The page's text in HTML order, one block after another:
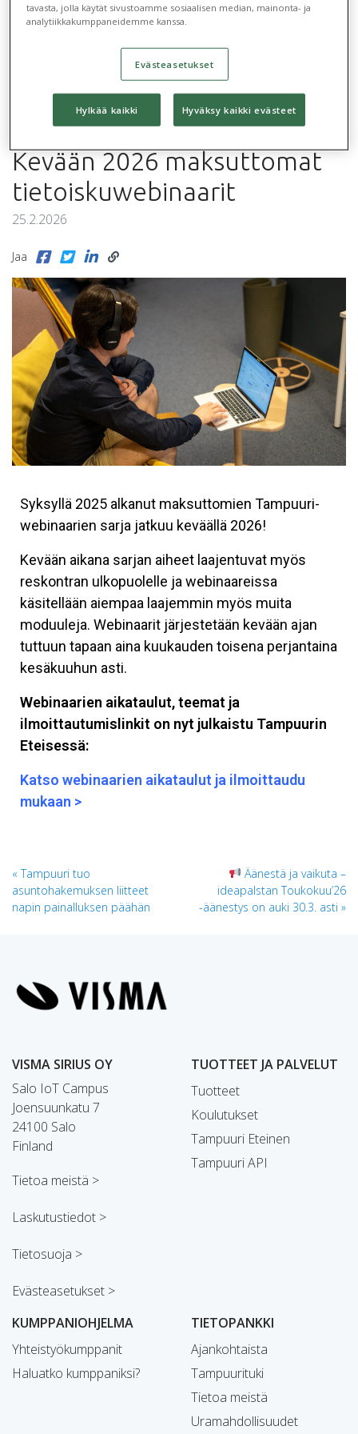
« Takaisin: Ajankohtaista
Kevään 2026 maksuttomat
tietoiskuwebinaarit
25.2.2026
Jaa
Syksyllä 2025 alkanut maksuttomien Tampuuri-
webinaarien sarja jatkuu keväällä 2026!
Kevään aikana sarjan aiheet laajentuvat myös
reskontran ulkopuolelle ja webinaareissa
käsitellään aiempaa laajemmin myös muita
moduuleja. Webinaarit järjestetään kevään ajan
tuttuun tapaan aina kuukauden toisena perjantaina
kesäkuuhun asti.
Webinaarien aikataulut, teemat ja
ilmoittautumislinkit on nyt julkaistu Tampuurin
Eteisessä:
Katso webinaarien aikataulut ja ilmoittaudu
mukaan >
Tampuuri tuo
asuntohakemuksen liitteet
napin painalluksen päähän
Äänestä ja vaikuta –
ideapalstan Toukokuu’26
-äänestys on auki 30.3. asti
VISMA SIRIUS OY
Salo IoT Campus
Joensuunkatu 7
24100 Salo
Finland
Tietoa meistä >
Laskutustiedot >
Tietosuoja >
Evästeasetukset >
TUOTTEET JA PALVELUT
Tuotteet
Koulutukset
Tampuuri Eteinen
Tampuuri API
KUMPPANIOHJELMA
Yhteistyökumppanit
Haluatko kumppaniksi?
TIETOPANKKI
Ajankohtaista
Tampuurituki
Tietoa meistä
Uramahdollisuudet
tavasta, jolla käytät sivustoamme sosiaalisen median, mainonta- ja
analytiikkakumppaneidemme kanssa.
Evästeasetukset
Hylkää kaikki Hyväksy kaikki evästeet